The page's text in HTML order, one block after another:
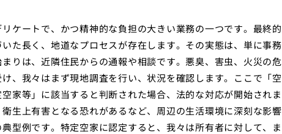
ケートで、かつ精神的な負担の大きい業務の一つです。最終的
た長く、地道なプロセスが存在します。その実態は、単に事務
りは、近隣住民からの通報や相談です。悪臭、害虫、火災の危
、我々はまず現地調査を行い、状況を確認します。ここで「空
家等」に該当すると判断された場合、法的な対応が開始されま
生上有害となる恐れがあるなど、周辺の生活環境に深刻な影響
型例です。特定空家に認定すると、我々は所有者に対して、ま